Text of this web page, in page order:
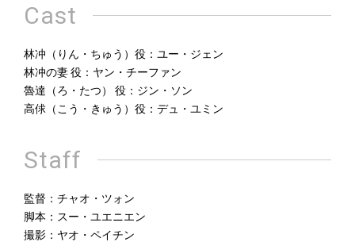
Cast
林冲（りん・ちゅう）役：ユー・ジェン
林冲の妻 役：ヤン・チーファン
魯達（ろ・たつ） 役：ジン・ソン
高俅（こう・きゅう）役：デュ・ユミン
Staff
監督：チャオ・ツォン
脚本：スー・ユエニエン
撮影：ヤオ・ペイチン